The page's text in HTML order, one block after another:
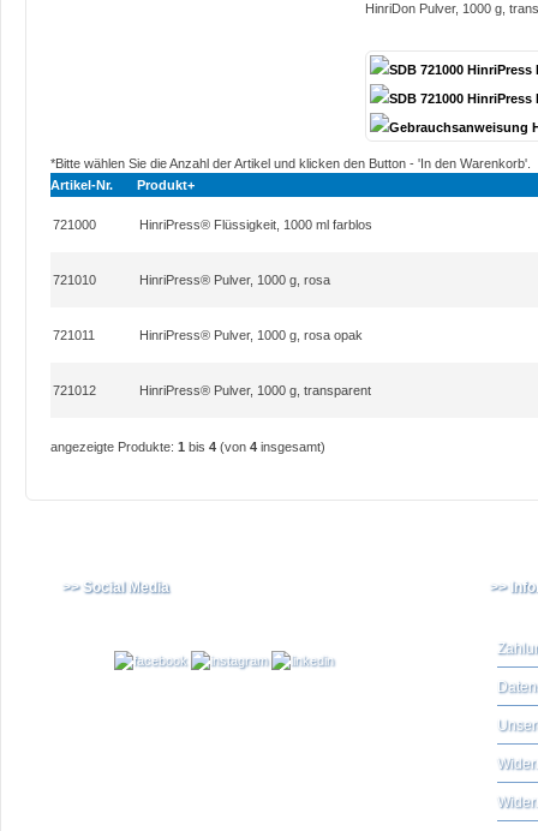
HinriDon Pulver, 1000 g,
SDB 721000
SDB 721000 HinriPress
Gebrauchsanweisung
*Bitte wählen Sie die Anzahl der Artikel und klicken den Button - 'In den Warenkorb'.
Artikel-Nr.
Produkt+
721000 HinriPress® Flüssigkeit, 1000 ml farblos
721010 HinriPress® Pulver, 1000 g, rosa
721011 HinriPress® Pulver, 1000 g, rosa opak
721012 HinriPress® Pulver, 1000 g, transparent
angezeigte Produkte: 1 bis 4 (von 4 insgesamt)
>> Social Media >>